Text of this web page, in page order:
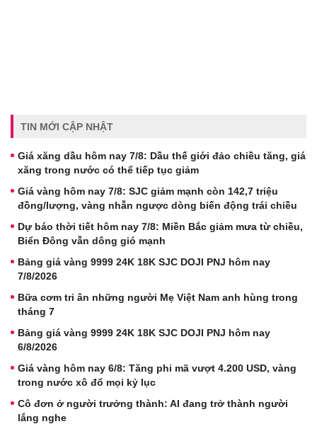
TIN MỚI CẬP NHẬT
Giá xăng dầu hôm nay 7/8: Dầu thế giới đảo chiều tăng, giá
xăng trong nước có thể tiếp tục giảm
Giá vàng hôm nay 7/8: SJC giảm mạnh còn 142,7 triệu
đồng/lượng, vàng nhẫn ngược dòng biến động trái chiều
Dự báo thời tiết hôm nay 7/8: Miền Bắc giảm mưa từ chiều,
Biển Đông vẫn dông gió mạnh
Bảng giá vàng 9999 24K 18K SJC DOJI PNJ hôm nay
7/8/2026
Bữa cơm tri ân những người Mẹ Việt Nam anh hùng trong
tháng 7
Bảng giá vàng 9999 24K 18K SJC DOJI PNJ hôm nay
6/8/2026
Giá vàng hôm nay 6/8: Tăng phi mã vượt 4.200 USD, vàng
trong nước xô đổ mọi kỷ lục
Cô đơn ở người trưởng thành: AI đang trở thành người
lắng nghe